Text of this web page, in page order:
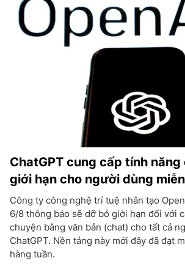
ChatGPT cung cấp tính
giới hạn cho người dùng
Công ty công nghệ trí tuệ nhân tạo
6/8 thông báo sẽ dỡ bỏ giới hạn đối với
chuyện bằng văn bản (chat) cho tất cả
ChatGPT. Nền tảng này mới đây đã đạt
hàng tuần.